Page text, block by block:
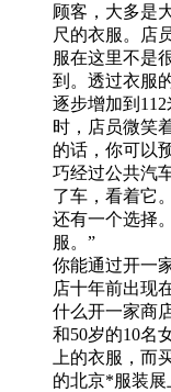
顾客，大多是
尺的衣服。店
服在这里不是
到。透过衣服
逐步增加到
时，店员微笑
的话，你可以
巧经过公共汽
了车，看着它
还有一个选择
服。”
你能通过开一
店十年前出现
什么开一家商
和50岁的10名
上的衣服，而
的北京*服装